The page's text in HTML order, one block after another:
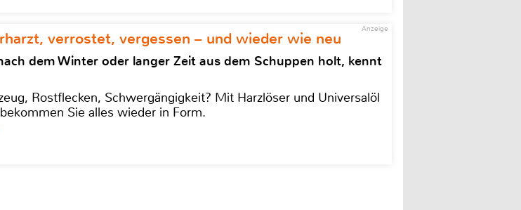
Anzeige
verrostet, vergessen – und wieder wie neu
dem Winter oder langer Zeit aus dem Schuppen holt, kennt
Rostflecken, Schwergängigkeit? Mit Harzlöser und Universalöl
Sie alles wieder in Form.